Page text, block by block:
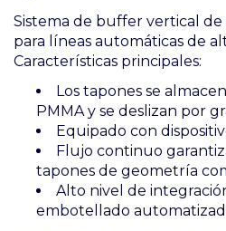
Sistema de buffer vertical de
para líneas automáticas de
Características principales:
Los tapones se
PMMA y se deslizan por
Equipado con
Flujo continuo
tapones de geometría
Alto nivel de
embotellado